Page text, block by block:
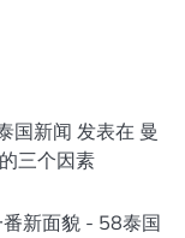
国新闻 发表在 曼
三个因素
新面貌 - 58泰国